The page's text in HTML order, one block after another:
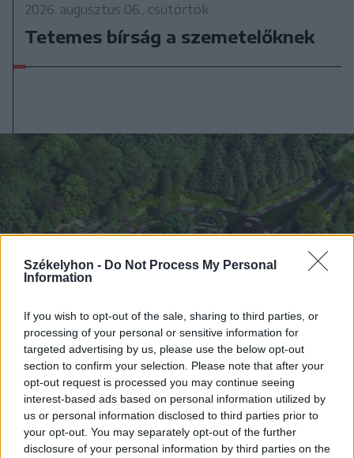
Székelyhon - Do Not Process My Personal
Information
If you wish to opt-out of the sale, sharing to third parties, or
processing of your personal or sensitive information for
targeted advertising by us, please use the below opt-out
section to confirm your selection. Please note that after your
opt-out request is processed you may continue seeing
interest-based ads based on personal information utilized by
us or personal information disclosed to third parties prior to
your opt-out. You may separately opt-out of the further
disclosure of your personal information by third parties on the
2026. augusztus 06., csütörtök
Tetemes bírság a szemetelőknek
2026. augusztus 06., csütörtök
Tematikus medvepark készül
Szovátán